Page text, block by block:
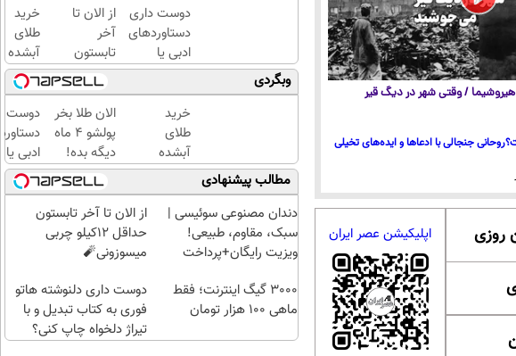
؛ هیروشیما / وقتی شهر در دیگ قیر
جنجالی با ادعاها و ایده‌های تخیلی
اپلیکیشن عصر ایران
دوست داری
دستاوردهای
ادبی یا
علمی خود را
فوری به
کتاب تبدیل
کنی؟
از الان تا
آخر
تابستون
حداقل
12کیلو
چربی
میسوزونی
🧨
خرید
طلای
آبشده
حتی با
۱۰۰هزارتومان
وبگردی
خرید
طلای
آبشده
حتی با
۱۰۰هزارتومان
الان طلا بخر
پولشو 4 ماه
دیگه بده!
سرمایه‌گذاری
طلا با اقساط
بی‌بهره
دوست
ادبی یا
علمی
فوری به
کتاب
مطالب پیشنهادی
دندان مصنوعی سوئیسی |
سبک، مقاوم، طبیعی!
ویزیت رایگان+پرداخت
از الان تا آخر تابستون
حداقل 12کیلو چربی
میسوزونی🧨
3000 گیگ اینترنت؛ فقط
ماهی 100 هزار تومان
دوست داری دلنوشته هاتو
فوری به کتاب تبدیل و با
تیراژ دلخواه چاپ کنی؟